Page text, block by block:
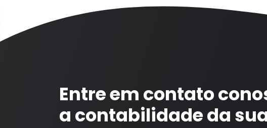
Entre em contato
a contabilidade da